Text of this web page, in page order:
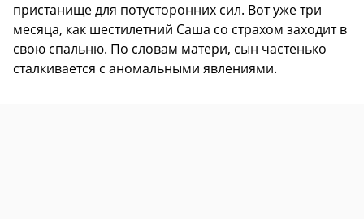
пристанище для потусторонних сил. Вот уже три
месяца, как шестилетний Саша со страхом заходит в
свою спальню. По словам матери, сын частенько
сталкивается с аномальными явлениями.